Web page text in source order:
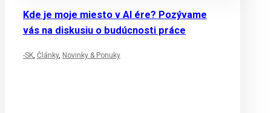
Kde je moje miesto v AI ére? Pozývame
vás na diskusiu o budúcnosti práce
-SK, Články, Novinky & Ponuky